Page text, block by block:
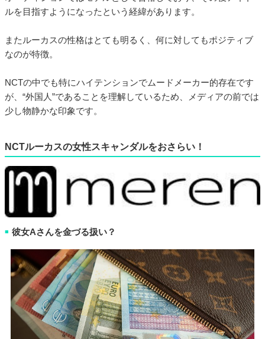
ルを目指すようになったという経緯があります。
またルーカスの性格はとても明るく、何に対してもポジティブ
なのが特徴。
NCTの中でも特にハイテンションでムードメーカー的存在です
が、“外国人”であることを理解しているため、メディアの前では
少し物静かな印象です。
NCTルーカスの女性スキャンダルをおさらい！
■ 彼女Aさんを金づる扱い？